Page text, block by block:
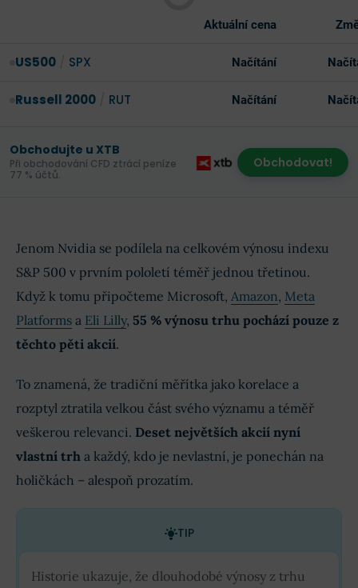
Aktuální cena
US500 SPX Načítání
Russell 2000 RUT Načítání
Obchodujte u XTB
Při obchodování CFD ztrácí peníze
77 % účtů.
Obchodovat!
Jenom Nvidia se podílela na celkovém výnosu indexu
S&P 500 v prvním pololetí téměř jednou třetinou.
Když k tomu připočteme Microsoft, Amazon, Meta
Platforms a Eli Lilly, 55 % výnosu trhu pochází pouze z
těchto pěti akcií.
To znamená, že tradiční měřítka jako korelace a
rozptyl ztratila velkou část svého významu a téměř
veškerou relevanci. Deset největších akcií nyní
vlastní trh a každý, kdo je nevlastní, je ponechán na
holičkách – alespoň prozatím.
TIP
Historie ukazuje, že dlouhodobé výnosy z trhu